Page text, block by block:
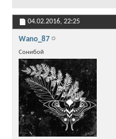
04.02.2016, 22:25
Wano_87
Сонибой